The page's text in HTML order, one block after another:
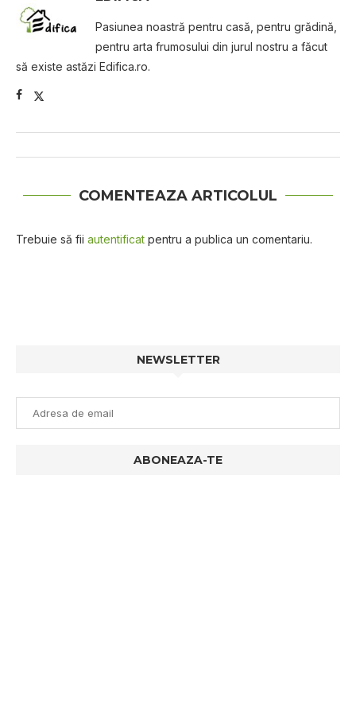
Pasiunea noastră pentru casă, pentru grădină,
pentru arta frumosului din jurul nostru a făcut
să existe astăzi Edifica.ro.
COMENTEAZA ARTICOLUL
Trebuie să fii autentificat pentru a publica un comentariu.
NEWSLETTER